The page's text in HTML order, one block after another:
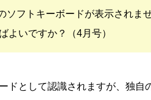
ソフトキーボードが表示されま
よいですか？（4月号）
ドとして認識されますが、独自